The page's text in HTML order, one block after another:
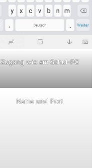
Zugang wie am Schul-PC
Name und Port